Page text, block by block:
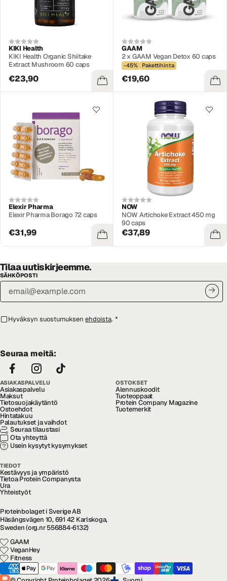
KIKI Health
KIKI Health Organic Shiitake
Extract Mushroom 60 caps
€23,90
GAAM
2 x GAAM Vegan Detox 60 caps
-45% Pakettihinta
€19,60
Elexir Pharma
Elexir Pharma Borago 72 caps
€31,99
NOW
NOW Artichoke Extract 450 mg
90 caps
€37,89
Tilaa uutiskirjeemme.
SÄHKÖPOSTI
Hyväksyn suostumuksen ehdoista. *
Seuraa meitä:
ASIAKASPALVELU
Asiakaspalvelu
Maksut
Tietosuojakäytäntö
Ostoehdot
Hintatakuu
Palautukset ja vaihdot
Seuraa tilaustasi
Ota yhteyttä
Usein kysytyt kysymykset
OSTOKSET
Alennuskoodit
Tuoteoppaat
Protein Company Magazine
Tuotemerkit
TIEDOT
Kestävyys ja ympäristö
Tietoa Protein Companysta
Ura
Yhteistyöt
Proteinbolaget i Sverige AB
Häsängsvägen 10, 691 42 Karlskoga,
Sweden (org.nr 556884-6132)
GAAM
VeganHey
Fitness